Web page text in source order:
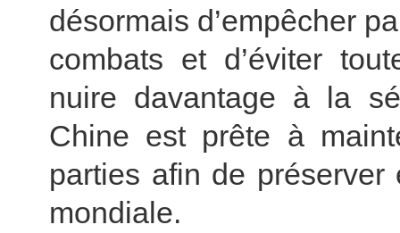
désormais d’empêcher
combats et d’éviter
nuire davantage à la
Chine est prête à
parties afin de
mondiale.